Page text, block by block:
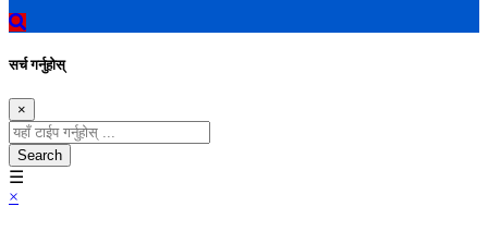
सर्च गर्नुहोस्
×
Search
☰
×